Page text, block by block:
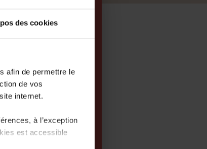
des cookies
afin de permettre le
de vos
internet.
à l’exception
est accessible